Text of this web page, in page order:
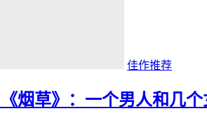
佳作推荐
烟草》：一个男人和几